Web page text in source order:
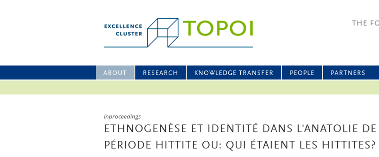
THE
ABOUT RESEARCH KNOWLEDGE TRANSFER PEOPLE PARTNERS
Inproceedings
ETHNOGENÈSE ET IDENTITÉ DANS L'ANATOLIE DE
PÉRIODE HITTITE OU: QUI ÉTAIENT LES HITTITES?